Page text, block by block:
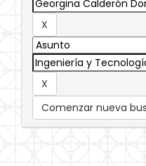
Comenzar nueva